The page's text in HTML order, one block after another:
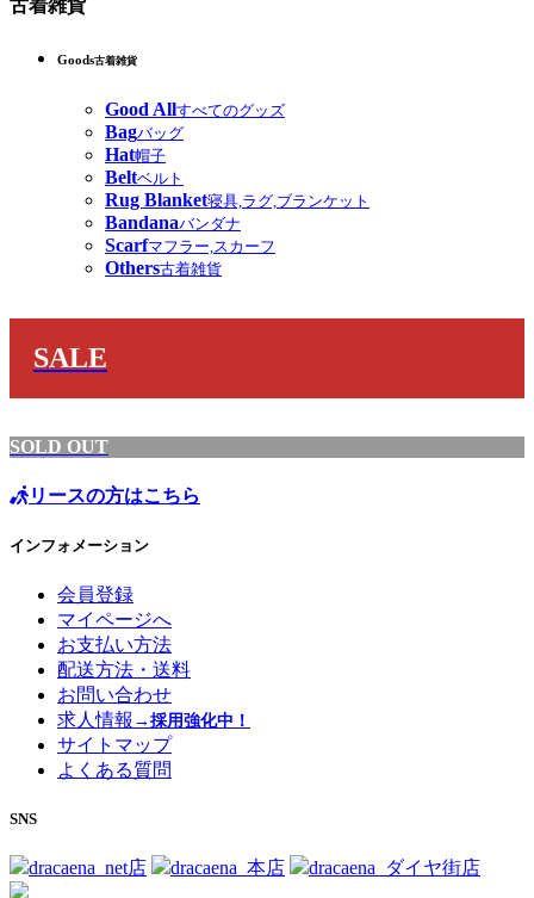
古着雑貨
Goods古着雑貨
Good Allすべてのグッズ
Bagバッグ
Hat帽子
Beltベルト
Rug Blanket寝具,ラグ,ブランケット
Bandanaバンダナ
Scarfマフラー,スカーフ
Others古着雑貨
SALE
SOLD OUT
リースの方はこちら
インフォメーション
会員登録
マイページへ
お支払い方法
配送方法・送料
お問い合わせ
求人情報 →採用強化中！
サイトマップ
よくある質問
SNS
dracaena_net店 dracaena_本店 dracaena_ダイヤ街店